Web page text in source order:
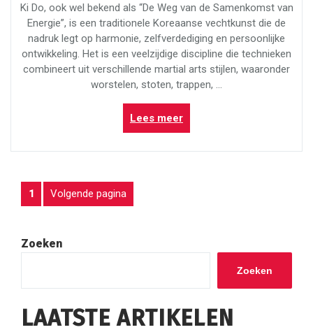
Ki Do, ook wel bekend als “De Weg van de Samenkomst van
Energie”, is een traditionele Koreaanse vechtkunst die de
nadruk legt op harmonie, zelfverdediging en persoonlijke
ontwikkeling. Het is een veelzijdige discipline die technieken
combineert uit verschillende martial arts stijlen, waaronder
worstelen, stoten, trappen, …
Lees meer“Hap
Ki
Do:
Harmonie”
BERICHTEN
Pagina
1 Volgende pagina
Zoeken
Zoeken
LAATSTE ARTIKELEN